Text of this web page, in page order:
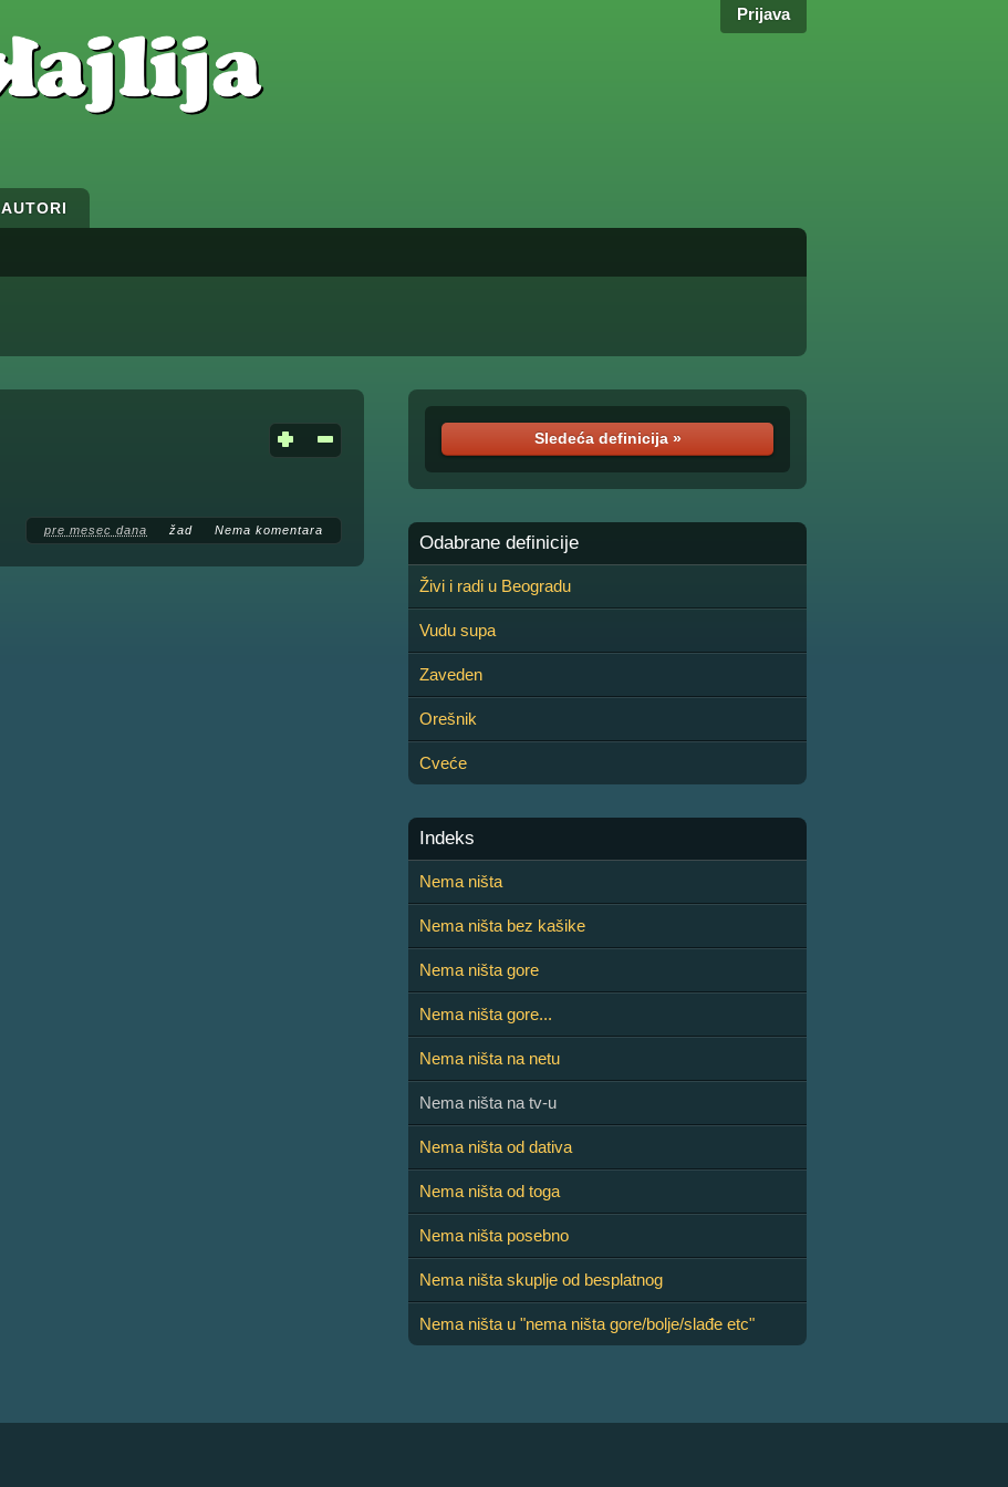
Prijava
AUTORI
pre mesec dana žad Nema komentara
Sledeća definicija »
Odabrane definicije
Živi i radi u Beogradu
Vudu supa
Zaveden
Orešnik
Cveće
Indeks
Nema ništa
Nema ništa bez kašike
Nema ništa gore
Nema ništa gore...
Nema ništa na netu
Nema ništa na tv-u
Nema ništa od dativa
Nema ništa od toga
Nema ništa posebno
Nema ništa skuplje od besplatnog
Nema ništa u "nema ništa gore/bolje/slađe etc"